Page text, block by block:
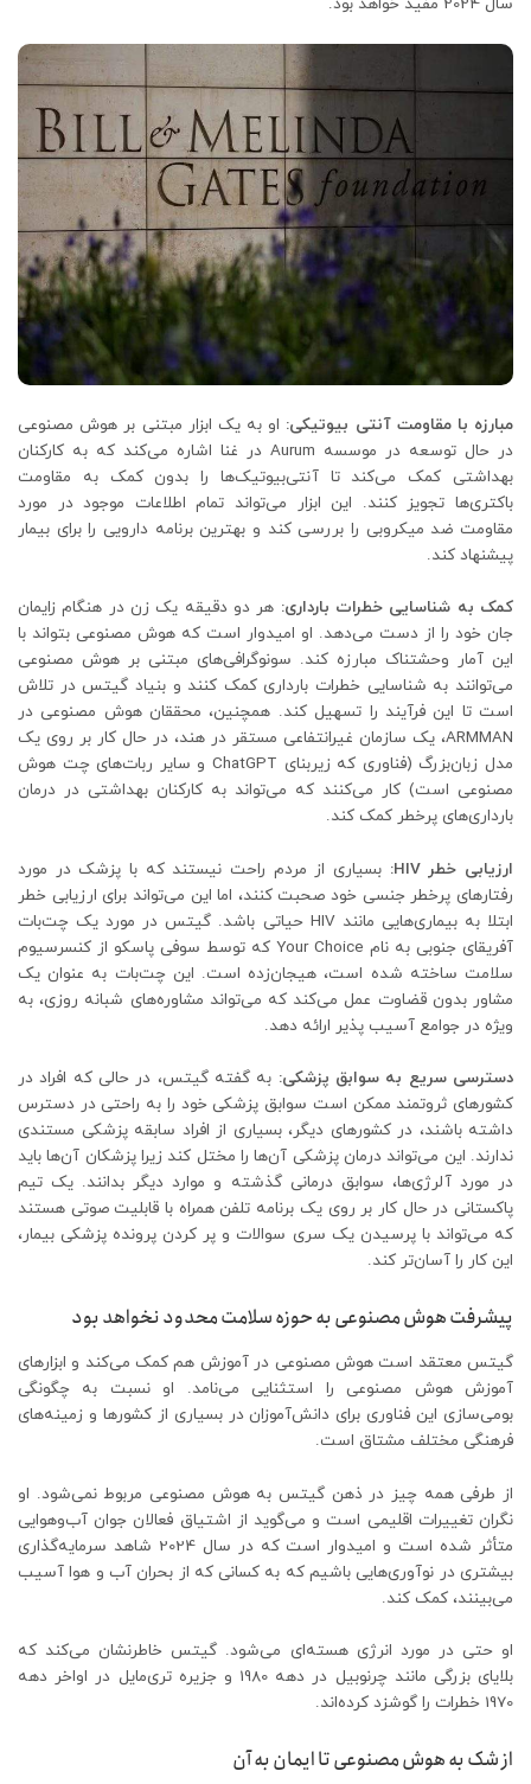
مبارزه با مقاومت آنتی بیوتیکی: او به یک ابزار مبتنی بر هوش مصنوعی
در حال توسعه در موسسه Aurum در غنا اشاره می‌کند که به کارکنان
بهداشتی کمک می‌کند تا آنتی‌بیوتیک‌ها را بدون کمک به مقاومت
باکتری‌ها تجویز کنند. این ابزار می‌تواند تمام اطلاعات موجود در مورد
مقاومت ضد میکروبی را بررسی کند و بهترین برنامه دارویی را برای بیمار
پیشنهاد کند.
کمک به شناسایی خطرات بارداری: هر دو دقیقه یک زن در هنگام زایمان
جان خود را از دست می‌دهد. او امیدوار است که هوش مصنوعی بتواند با
این آمار وحشتناک مبارزه کند. سونوگرافی‌های مبتنی بر هوش مصنوعی
می‌توانند به شناسایی خطرات بارداری کمک کنند و بنیاد گیتس در تلاش
است تا این فرآیند را تسهیل کند. همچنین، محققان هوش مصنوعی در
ARMMAN، یک سازمان غیرانتفاعی مستقر در هند، در حال کار بر روی یک
مدل زبان‌بزرگ (فناوری که زیربنای ChatGPT و سایر ربات‌های چت هوش
مصنوعی است) کار می‌کنند که می‌تواند به کارکنان بهداشتی در درمان
بارداری‌های پرخطر کمک کند.
ارزیابی خطرHIV
: بسیاری از مردم راحت نیستند که با پزشک در مورد
رفتارهای پرخطر جنسی خود صحبت کنند، اما این می‌تواند برای ارزیابی خطر
ابتلا به بیماری‌هایی مانند HIV حیاتی باشد. گیتس در مورد یک چت‌بات
آفریقای جنوبی به نام Your Choice که توسط سوفی پاسکو از کنسرسیوم
سلامت ساخته شده است، هیجان‌زده است. این چت‌بات به عنوان یک
مشاور بدون قضاوت عمل می‌کند که می‌تواند مشاوره‌های شبانه روزی، به
ویژه در جوامع آسیب پذیر ارائه دهد.
دسترسی سریع به سوابق پزشکی: به گفته گیتس، در حالی که افراد در
کشورهای ثروتمند ممکن است سوابق پزشکی خود را به راحتی در دسترس
داشته باشند، در کشورهای دیگر، بسیاری از افراد سابقه پزشکی مستندی
ندارند. این می‌تواند درمان پزشکی آن‌ها را مختل کند زیرا پزشکان آن‌ها باید
در مورد آلرژی‌ها، سوابق درمانی گذشته و موارد دیگر بدانند. یک تیم
پاکستانی در حال کار بر روی یک برنامه تلفن همراه با قابلیت صوتی هستند
که می‌تواند با پرسیدن یک سری سوالات و پر کردن پرونده پزشکی بیمار،
این کار را آسان‌تر کند.
پیشرفت هوش مصنوعی به حوزه سلامت محدود نخواهد بود
گیتس معتقد است هوش مصنوعی در آموزش هم کمک می‌کند و ابزارهای
آموزش هوش مصنوعی را استثنایی می‌نامد. او نسبت به چگونگی
بومی‌سازی این فناوری برای دانش‌آموزان در بسیاری از کشورها و زمینه‌های
فرهنگی مختلف مشتاق است.
از طرفی همه چیز در ذهن گیتس به هوش مصنوعی مربوط نمی‌شود. او
نگران تغییرات اقلیمی است و می‌گوید از اشتیاق فعالان جوان آب‌وهوایی
متأثر شده است و امیدوار است که در سال 2024 شاهد سرمایه‌گذاری
بیشتری در نوآوری‌هایی باشیم که به کسانی که از بحران آب و هوا آسیب
می‌بینند، کمک کند.
او حتی در مورد انرژی هسته‌ای می‌شود. گیتس خاطرنشان می‌کند که
بلایای بزرگی مانند چرنوبیل در دهه 1980 و جزیره تری‌مایل در اواخر دهه
1970 خطرات را گوشزد کرده‌اند.
از شک به هوش مصنوعی تا ایمان به آن